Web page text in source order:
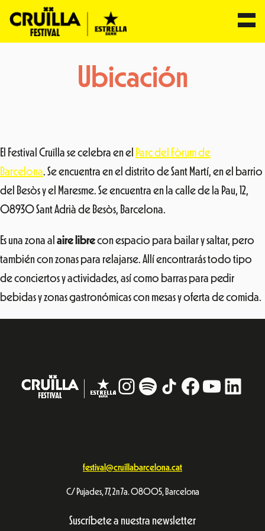
Ubicación
El Festival Cruïlla se celebra en el Parc del Fòrum de
Barcelona. Se encuentra en el distrito de Sant Martí, en el barrio
del Besòs y el Maresme. Se encuentra en la calle de la Pau, 12,
08930 Sant Adrià de Besòs, Barcelona.
Es una zona al aire librecon espacio para bailar y saltar, pero
también con zonas para relajarse. Allí encontrarás todo tipo
de conciertos y actividades, así como barras para pedir
bebidas y zonas gastronómicas con mesas y oferta de comida.
Instagram
# TikTokFacebook
festival@cruillabarcelona.cat
C/ Pujades, 77, 2n 7a. 08005, Barcelona
Suscríbete a nuestra newsletter